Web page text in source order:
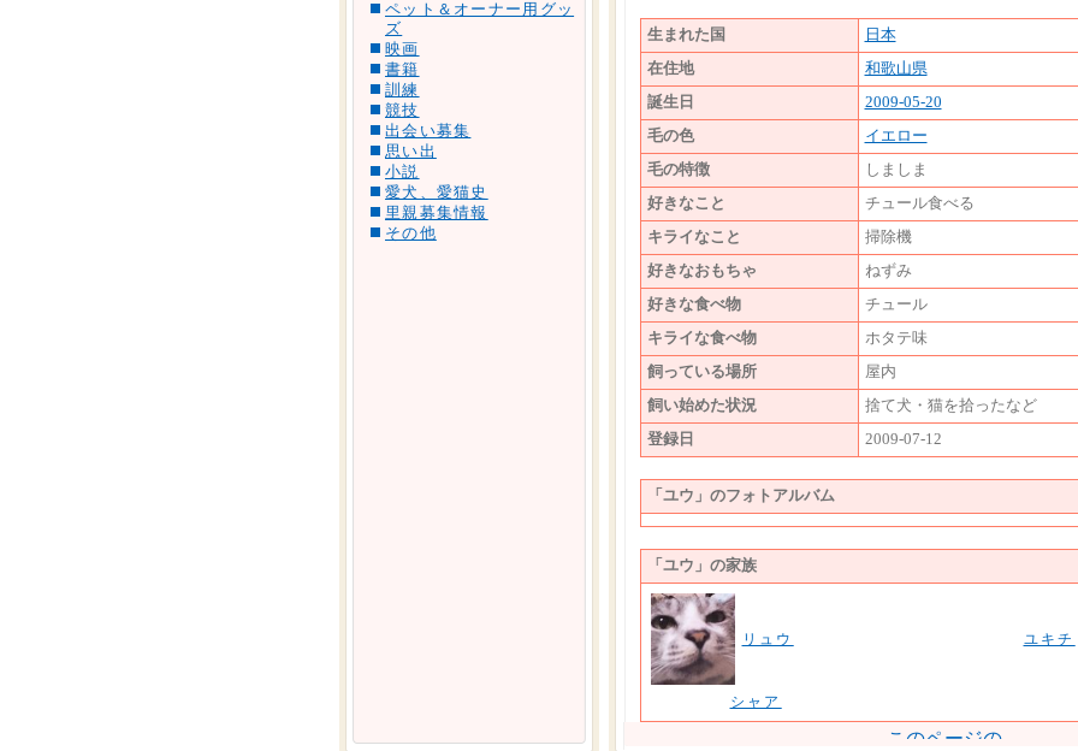
ペット＆オーナー用グッ
ズ
映画
書籍
訓練
競技
出会い募集
思い出
小説
愛犬、愛猫史
里親募集情報
その他
生まれた国
日本
在住地
和歌山県
誕生日
2009-05-20
毛の色
イエロー
毛の特徴
しましま
好きなこと
チュール食べる
キライなこと
掃除機
好きなおもちゃ
ねずみ
好きな食べ物
チュール
キライな食べ物
ホタテ味
飼っている場所
屋内
飼い始めた状況
捨て犬・猫を拾ったなど
登録日
2009-07-12
「ユウ」のフォトアルバム
「ユウ」の家族
リュウ ユキチ
シャア